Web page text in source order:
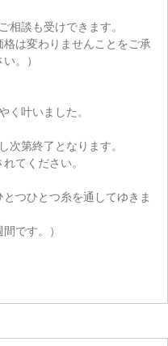
相談も受けできます。
格は変わりませんことをご承
。）
く叶いました。
次第終了となります。
てください。
とつひとつ糸を通してゆきま
です。）